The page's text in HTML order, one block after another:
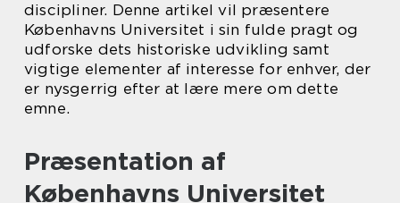
discipliner. Denne artikel vil præsentere
Københavns Universitet i sin fulde pragt og
udforske dets historiske udvikling samt
vigtige elementer af interesse for enhver, der
er nysgerrig efter at lære mere om dette
emne.
Præsentation af
Københavns Universitet